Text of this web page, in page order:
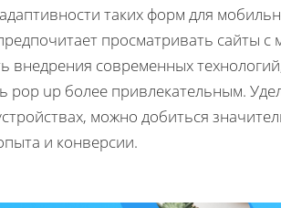
таких форм для
просматривать сайты с
современных
up более привлекательным.
можно добиться
и конверсии.